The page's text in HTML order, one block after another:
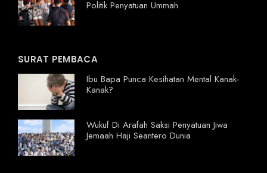
Politik Penyatuan Ummah
SURAT PEMBACA
Ibu Bapa Punca Kesihatan Mental Kanak-
Kanak?
Wukuf Di Arafah Saksi Penyatuan Jiwa
Jemaah Haji Seantero Dunia